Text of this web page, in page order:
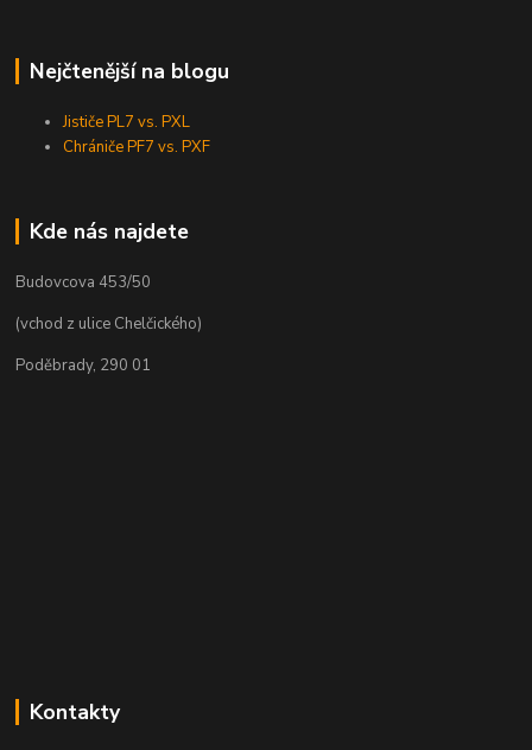
Nejčtenější na blogu
Jističe PL7 vs. PXL
Chrániče PF7 vs. PXF
Kde nás najdete
Budovcova 453/50
(vchod z ulice Chelčického)
Poděbrady, 290 01
Kontakty